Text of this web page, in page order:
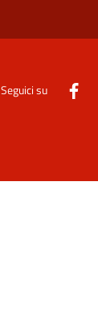
Seguici su